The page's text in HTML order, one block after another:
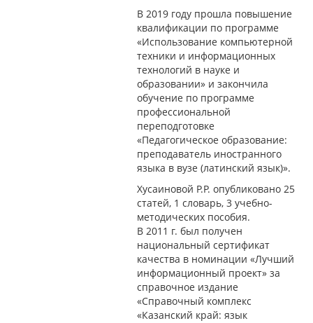
В 2019 году прошла повышение
квалификации по программе
«Использование компьютерной
техники и информационных
технологий в науке и
образовании» и закончила
обучение по программе
профессиональной
переподготовке
«Педагогическое образование:
преподаватель иностранного
языка в вузе (латинский язык)».
Хусаиновой Р.Р. опубликовано 25
статей, 1 словарь, 3 учебно-
методических пособия.
В 2011 г. был получен
национальный сертификат
качества в номинации «Лучший
информационный проект» за
справочное издание
«Справочный комплекс
«Казанский край: язык